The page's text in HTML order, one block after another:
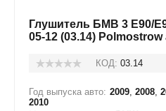
Глушитель БМВ 3 Е90/
05-12 (03.14)
КОД: 03.14
Год выпуска авто: 2009, 2008,
2010